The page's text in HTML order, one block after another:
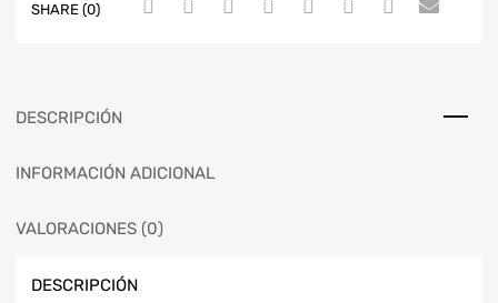
SHARE (0)
DESCRIPCIÓN
INFORMACIÓN ADICIONAL
VALORACIONES (0)
DESCRIPCIÓN